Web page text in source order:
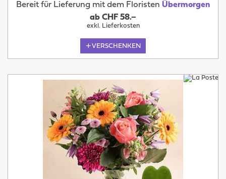
Bereit für Lieferung mit dem Floristen Übermorgen
ab CHF 58.–
exkl. Lieferkosten
VERSCHENKEN